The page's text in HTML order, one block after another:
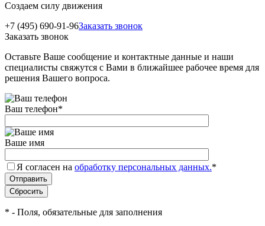
Создаем силу движения
+7 (495) 690-91-96Заказать звонок
Заказать звонок
Оставьте Ваше сообщение и контактные данные и наши
специалисты свяжутся с Вами в ближайшее рабочее время для
решения Вашего вопроса.
Ваш телефон*
Ваше имя
Я согласен на обработку персональных данных.*
* - Поля, обязательные для заполнения